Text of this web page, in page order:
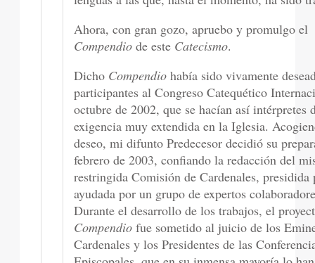
Ahora, con gran gozo, apruebo y promulgo el
Compendio de este Catecismo.
Dicho Compendiohabía sido vivamente
participantes al Congreso Catequético
octubre de 2002, que se hacían así intérpretes
exigencia muy extendida en la Iglesia.
deseo, mi difunto Predecesor decidió su
febrero de 2003, confiando la redacción del
restringida Comisión de Cardenales,
ayudada por un grupo de expertos
Durante el desarrollo de los trabajos, el
Compendio fue sometido al juicio de los
Cardenales y los Presidentes de las